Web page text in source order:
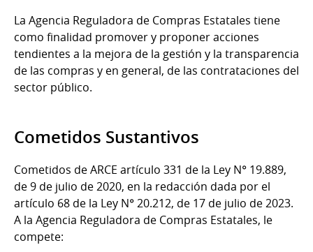
La Agencia Reguladora de Compras Estatales tiene
como finalidad promover y proponer acciones
tendientes a la mejora de la gestión y la transparencia
de las compras y en general, de las contrataciones del
sector público.
Cometidos Sustantivos
Cometidos de ARCE artículo 331 de la Ley N° 19.889,
de 9 de julio de 2020, en la redacción dada por el
artículo 68 de la Ley N° 20.212, de 17 de julio de 2023.
A la Agencia Reguladora de Compras Estatales, le
compete: